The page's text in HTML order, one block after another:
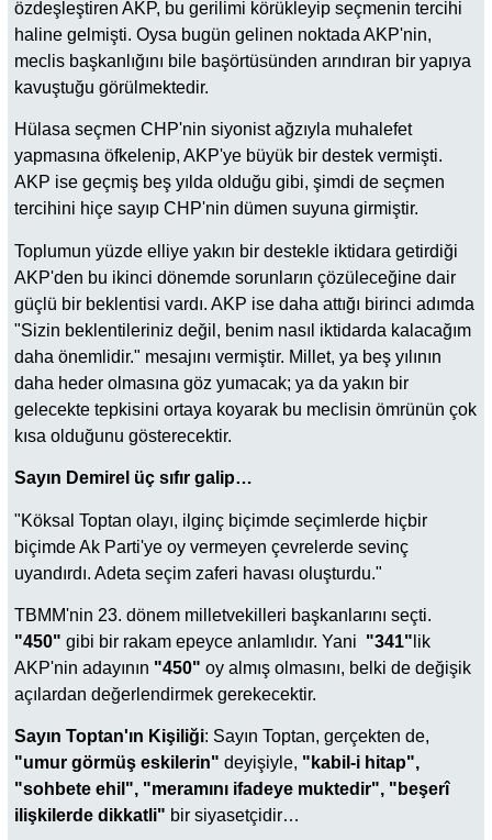
özdeşleştiren AKP, bu gerilimi körükleyip seçmenin tercihi
haline gelmişti. Oysa bugün gelinen noktada AKP'nin,
meclis başkanlığını bile başörtüsünden arındıran bir yapıya
kavuştuğu görülmektedir.
Hülasa seçmen CHP'nin siyonist ağzıyla muhalefet
yapmasına öfkelenip, AKP'ye büyük bir destek vermişti.
AKP ise geçmiş beş yılda olduğu gibi, şimdi de seçmen
tercihini hiçe sayıp CHP'nin dümen suyuna girmiştir.
Toplumun yüzde elliye yakın bir destekle iktidara getirdiği
AKP'den bu ikinci dönemde sorunların çözüleceğine dair
güçlü bir beklentisi vardı. AKP ise daha attığı birinci adımda
"Sizin beklentileriniz değil, benim nasıl iktidarda kalacağım
daha önemlidir." mesajını vermiştir. Millet, ya beş yılının
daha heder olmasına göz yumacak; ya da yakın bir
gelecekte tepkisini ortaya koyarak bu meclisin ömrünün çok
kısa olduğunu gösterecektir.
Sayın Demirel üç sıfır galip…
"Köksal Toptan olayı, ilginç biçimde seçimlerde hiçbir
biçimde Ak Parti'ye oy vermeyen çevrelerde sevinç
uyandırdı. Adeta seçim zaferi havası oluşturdu."
TBMM'nin 23. dönem milletvekilleri başkanlarını seçti.
"450" gibi bir rakam epeyce anlamlıdır. Yani "341" lik
AKP'nin adayının "450" oy almış olmasını, belki de değişik
açılardan değerlendirmek gerekecektir.
Sayın Toptan'ın Kişiliği: Sayın Toptan, gerçekten de,
"umur görmüş eskilerin" deyişiyle, "kabil-i hitap",
"sohbete ehil", "meramını ifadeye muktedir", "beşerî
ilişkilerde dikkatli" bir siyasetçidir…